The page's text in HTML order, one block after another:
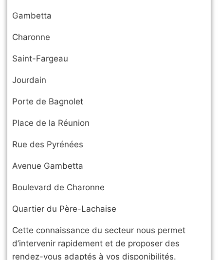
Gambetta
Charonne
Saint-Fargeau
Jourdain
Porte de Bagnolet
Place de la Réunion
Rue des Pyrénées
Avenue Gambetta
Boulevard de Charonne
Quartier du Père-Lachaise
Cette connaissance du secteur nous permet
d’intervenir rapidement et de proposer des
rendez-vous adaptés à vos disponibilités.